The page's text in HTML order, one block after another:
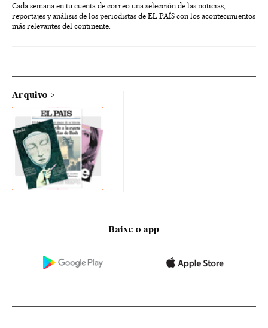
Cada semana en tu cuenta de correo una selección de las noticias,
reportajes y análisis de los periodistas de EL PAÍS con los acontecimientos
más relevantes del continente.
Arquivo
Baixe o app